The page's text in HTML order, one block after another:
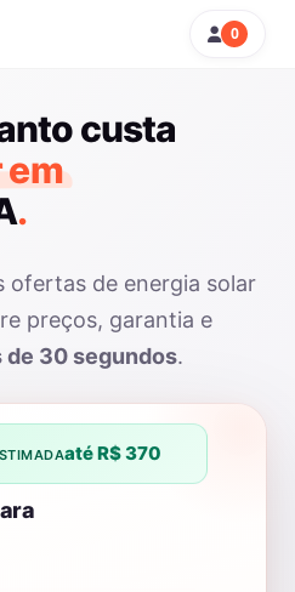
0
custa
em
.
ofertas de energia solar
preços, garantia e
de 30 segundos.
até R$ 370